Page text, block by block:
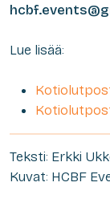
Lue lisää:
Teksti: Erkki
Kuvat: HCBF